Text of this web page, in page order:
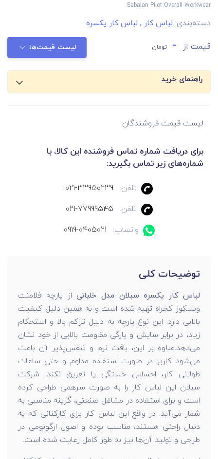
Sabalan Pilot Overall Workwear
دسته‌بندی: لباس کار , لباس کار یکسره
قیمت از - تومان لیست قیمت‌ها
راهنمای خرید
لیست قیمت فروشندگان
برای دریافت شماره تماس فروشنده این کالا، با
شماره‌های زیر تماس بگیرید:
تلفن:
021-33950239
تلفن:
021-77999545
واتساپ:
0919-0405021
توضیحات کلی
لباس کار یکسره سبلان مدل خلبانیاز پارچه فلامنت
ویسکوز کجراه تهیه شده است و به همین دلیل کیفیت
بالایی دارد. این نوع پارچه به دلیل تراکم بالا و استحکام
زیاد، در برابر سایش و پارگی مقاومت بالایی از خود نشان
می‌دهد.علاوه بر این، بافت نرم و تنفس‌پذیر آن باعث
می‌شود کاربر در صورت استفاده مداوم و حتی ساعات
طولانی کار، احساس خستگی یا تعریق نکند. شرکت
سبلان این لباس کار را به صورت سرهمی طراحی کرده
است و برای استفاده در مشاغل صنعتی، گزینه مناسبی به
شمار می‌آید. در واقع این لباس کار برای کارکنانی که به
دنبال راحتی هستند، مناسب بوده و اصول ارگونومی در
طراحی و تولید آن‌ها نیز به طور کامل رعایت شده است.